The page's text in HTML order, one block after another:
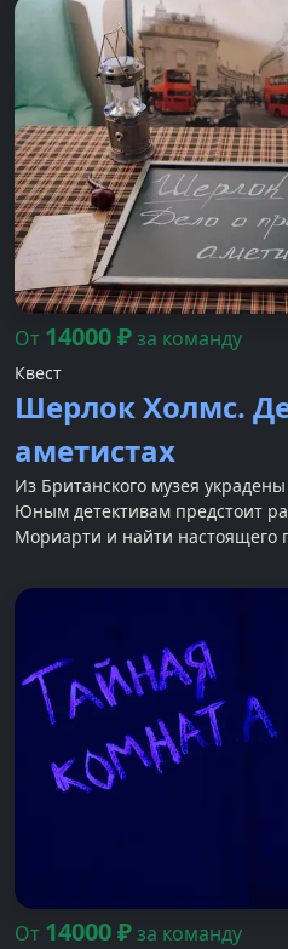
От 14000₽за команду
Квест
Шерлок Холмс.
аметистах
Из Британского музея
Юным детективам предстоит
Мориарти и найти настоящего
От 14000₽за команду